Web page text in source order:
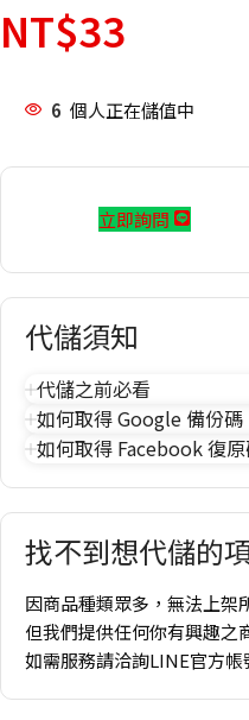
NT$33
6 個人正在儲值中
立即詢問
代儲須知
代儲之前必看
如何取得 Google 備份碼
如何取得 Facebook 復
找不到想代儲的
因商品種類眾多，無法上架
但我們提供任何你有興趣之
如需服務請洽詢LINE官方帳